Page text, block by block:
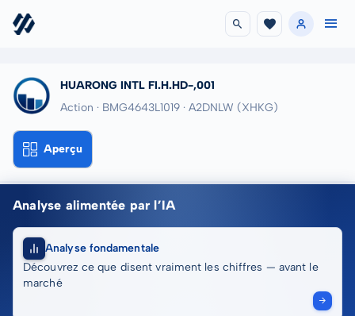
HUARONG INTL FI.H.HD-,001
Action · BMG4643L1019 · A2DNLW (XHKG)
Aperçu
Analyse alimentée par l’IA
Analyse fondamentale
Découvrez ce que disent vraiment les chiffres — avant le
marché